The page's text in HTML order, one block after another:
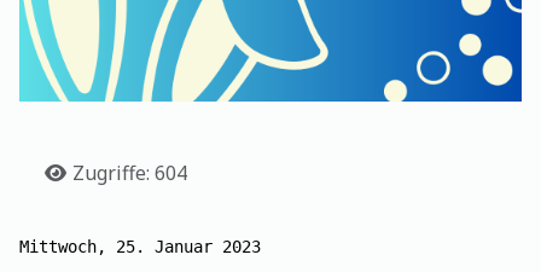
Details
Zugriffe: 604
Mittwoch, 25. Januar 2023